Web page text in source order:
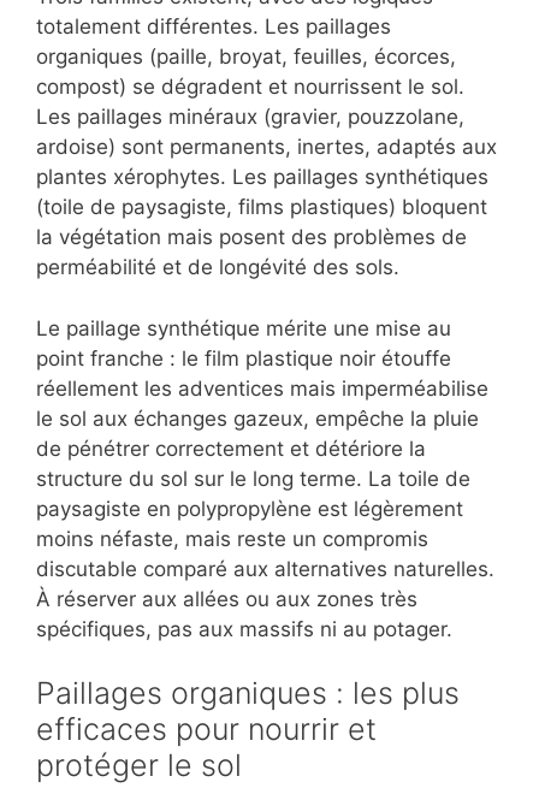
totalement différentes. Les paillages
organiques (paille, broyat, feuilles, écorces,
compost) se dégradent et nourrissent le sol.
Les paillages minéraux (gravier, pouzzolane,
ardoise) sont permanents, inertes, adaptés aux
plantes xérophytes. Les paillages synthétiques
(toile de paysagiste, films plastiques) bloquent
la végétation mais posent des problèmes de
perméabilité et de longévité des sols.
Le paillage synthétique mérite une mise au
point franche : le film plastique noir étouffe
réellement les adventices mais imperméabilise
le sol aux échanges gazeux, empêche la pluie
de pénétrer correctement et détériore la
structure du sol sur le long terme. La toile de
paysagiste en polypropylène est légèrement
moins néfaste, mais reste un compromis
discutable comparé aux alternatives naturelles.
À réserver aux allées ou aux zones très
spécifiques, pas aux massifs ni au potager.
Paillages organiques : les plus
efficaces pour nourrir et
protéger le sol